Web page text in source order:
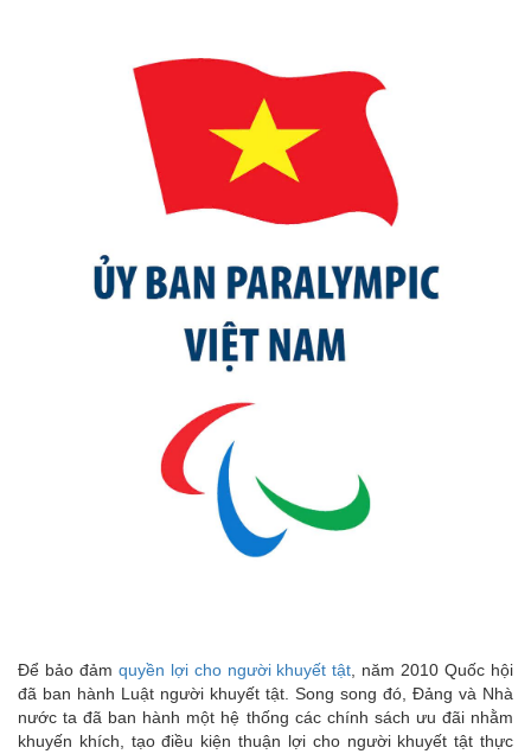
Để bảo đảm quyền lợi cho người khuyết tật, năm 2010 Quốc hội
đã ban hành Luật người khuyết tật. Song song đó, Đảng và Nhà
nước ta đã ban hành một hệ thống các chính sách ưu đãi nhằm
khuyến khích, tạo điều kiện thuận lợi cho người khuyết tật thực